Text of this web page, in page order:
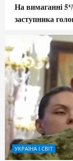
На вимаганні
заступника
УКРАЇНА І СВІТ